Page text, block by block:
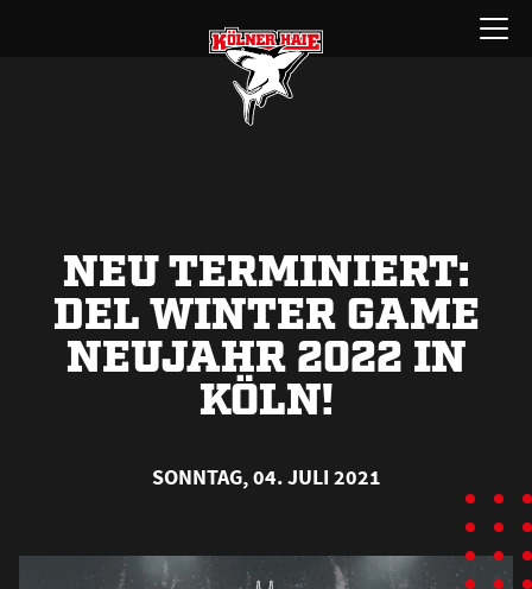
Menü
öffnen
NEU TERMINIERT:
DEL WINTER GAME
NEUJAHR 2022 IN
KÖLN!
SONNTAG, 04. JULI 2021